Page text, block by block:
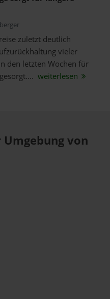
zuletzt deutlich
vieler
den letzten Wochen für
weiterlesen
von